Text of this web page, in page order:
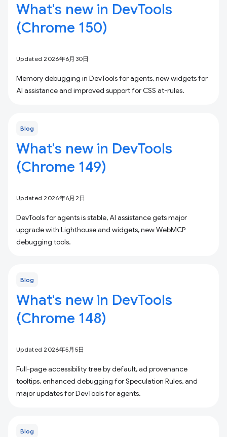
What's new in DevTools
(Chrome 150)
Updated 2026年6月30日
Memory debugging in DevTools for agents, new widgets for
AI assistance and improved support for CSS at-rules.
Blog
What's new in DevTools
(Chrome 149)
Updated 2026年6月2日
DevTools for agents is stable, AI assistance gets major
upgrade with Lighthouse and widgets, new WebMCP
debugging tools.
Blog
What's new in DevTools
(Chrome 148)
Updated 2026年5月5日
Full-page accessibility tree by default, ad provenance
tooltips, enhanced debugging for Speculation Rules, and
major updates for DevTools for agents.
Blog